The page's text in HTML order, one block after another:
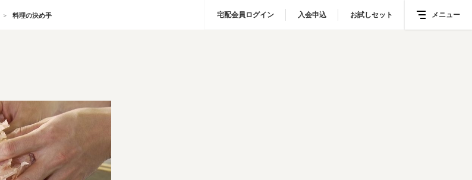
宅配会員ログイン 入会申込 お試しセット メニュー
宅配会員ログイン 入会申込 お試しセット メニュー
料理の決め手